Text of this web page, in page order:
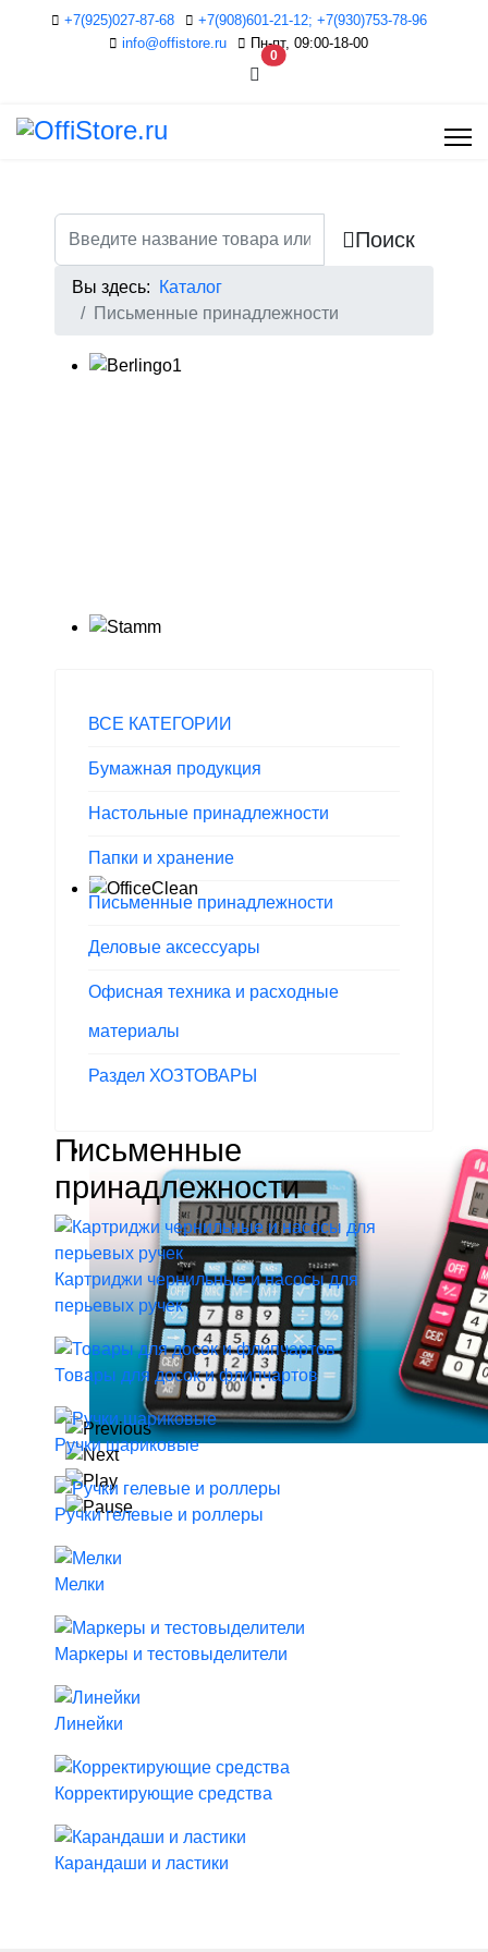
+7(925)027-87-68
+7(908)601-21-12; +7(930)753-78-96
info@offistore.ru
Пн-пт, 09:00-18-00
0В корзину
Поиск
Вы здесь:
Каталог
Письменные принадлежности
ВСЕ КАТЕГОРИИ
Бумажная продукция
Настольные принадлежности
Папки и хранение
Письменные принадлежности
Деловые аксессуары
Офисная техника и расходные
материалы
Раздел ХОЗТОВАРЫ
Письменные
принадлежности
Картриджи чернильные и насосы для
перьевых ручек
Товары для досок и флипчартов
Ручки шариковые
Ручки гелевые и роллеры
Мелки
Маркеры и тестовыделители
Линейки
Корректирующие средства
Карандаши и ластики